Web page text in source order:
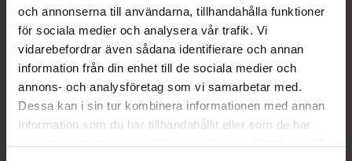
och annonserna till användarna, tillhandahålla funktioner
för sociala medier och analysera vår trafik. Vi
vidarebefordrar även sådana identifierare och annan
information från din enhet till de sociala medier och
annons- och analysföretag som vi samarbetar med.
Dessa kan i sin tur kombinera informationen med annan
information som du har tillhandahållit eller som de har
samlat in när du har använt deras tjänster. Samtycke till
Conditioner för män och kvinnor med skört hår
och/eller hår som lätt bryts av. Berikat med
aminexil och aminosyror [+ ceramid] som
hjälper till att reparera håret och minska
antalet skadade hårstrån.
Lämpligt för känslig hårbotten. Passar färgat